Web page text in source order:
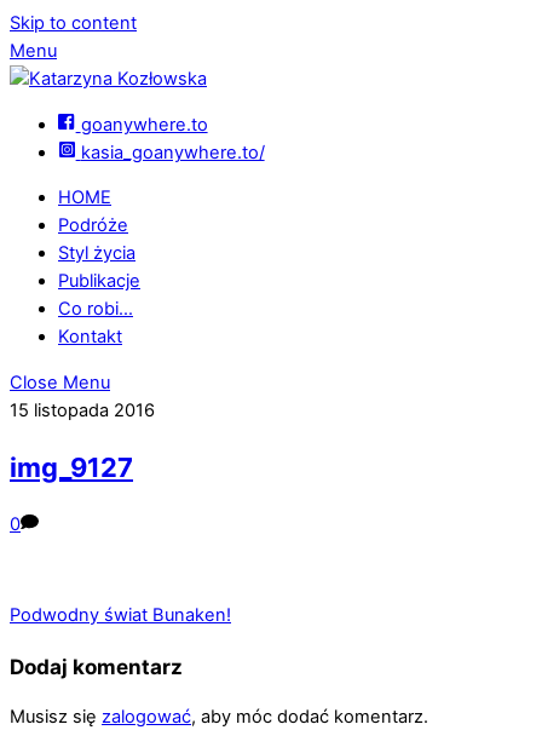
Skip to content
Menu
goanywhere.to
kasia_goanywhere.to/
HOME
Podróże
Styl życia
Publikacje
Co robi…
Kontakt
Close Menu
15 listopada 2016
img_9127
0
Podwodny świat Bunaken!
Dodaj komentarz
Musisz się zalogować, aby móc dodać komentarz.